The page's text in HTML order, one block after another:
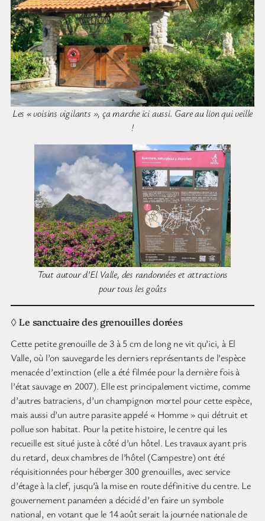
Les « voisins vigilants », ça marche ici aussi. Gare au lion qui veille
!
Tout autour d’El Valle, des randonnées et attractions
pour tous les goûts
◊ Le sanctuaire des grenouilles dorées
Cette petite grenouille de 3 à 5 cm de long ne vit qu’ici, à El
Valle, où l’on sauvegarde les derniers représentants de l’espèce
menacée d’extinction (elle a été filmée pour la dernière fois à
l’état sauvage en 2007). Elle est principalement victime, comme
d’autres batraciens, d’un champignon mortel pour cette espèce,
mais aussi d’un autre parasite appelé « Homme » qui détruit et
pollue son habitat. Pour la petite histoire, le centre qui les
recueille est situé juste à côté d’un hôtel. Les travaux ayant pris
du retard, deux chambres de l’hôtel (Campestre) ont été
réquisitionnées pour héberger 300 grenouilles, avec service
d’étage à la clef, jusqu’à la mise en route définitive du centre. Le
gouvernement panaméen a décidé d’en faire un symbole
national, en votant que le 14 août serait la journée nationale de